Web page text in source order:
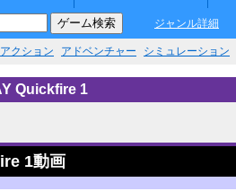
ジャンル詳細
アクション アドベンチャー シミュレーション
Quickfire 1
1動画